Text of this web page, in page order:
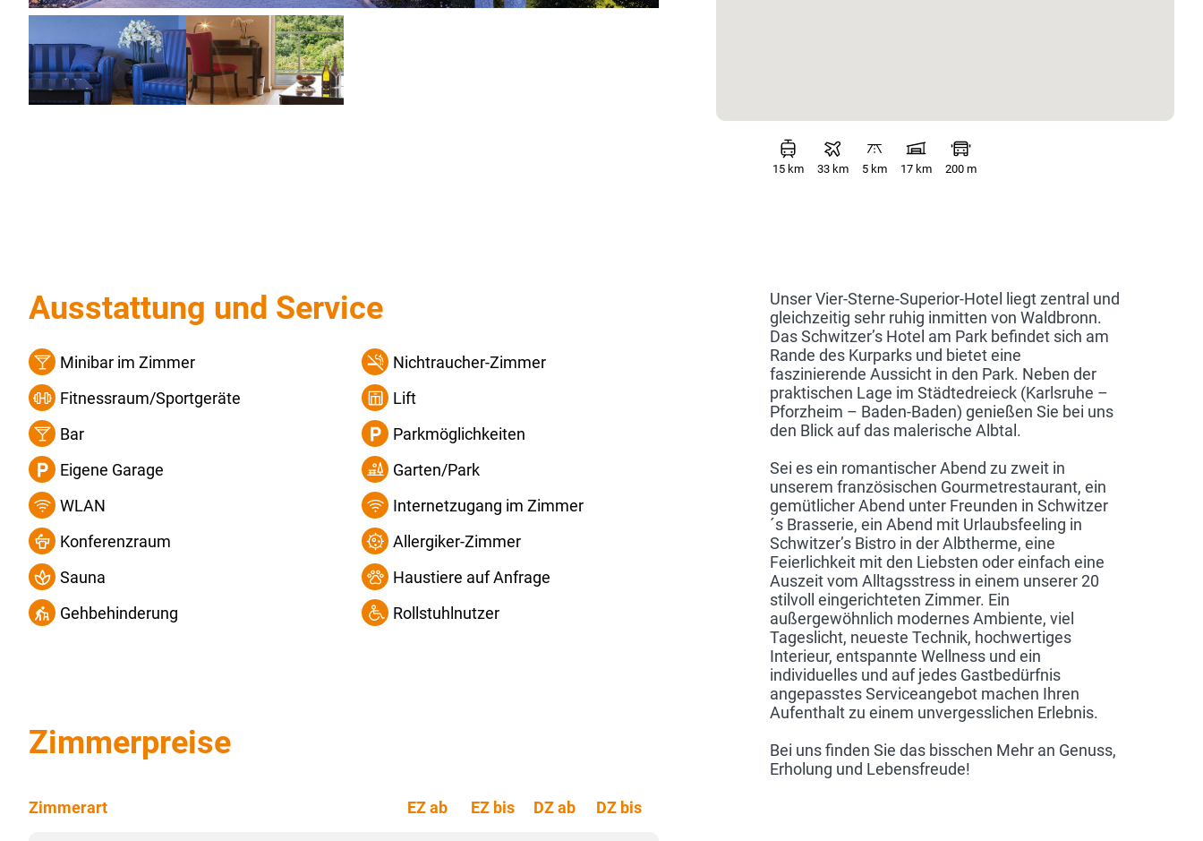
15 km 33 km 5 km 17 km 200 m
Ausstattung und Service
Minibar im Zimmer
Nichtraucher-Zimmer
Fitnessraum/Sportgeräte
Lift
Bar
Parkmöglichkeiten
Eigene Garage
Garten/Park
WLAN
Internetzugang im Zimmer
Konferenzraum
Allergiker-Zimmer
Sauna
Haustiere auf Anfrage
Gehbehinderung
Rollstuhlnutzer
Zimmerpreise
Zimmerart EZ ab EZ bis DZ ab DZ bis
Unser Vier-Sterne-Superior-Hotel liegt zentral und
gleichzeitig sehr ruhig inmitten von Waldbronn.
Das Schwitzer’s Hotel am Park befindet sich am
Rande des Kurparks und bietet eine
faszinierende Aussicht in den Park. Neben der
praktischen Lage im Städtedreieck (Karlsruhe –
Pforzheim – Baden-Baden) genießen Sie bei uns
den Blick auf das malerische Albtal.
Sei es ein romantischer Abend zu zweit in
unserem französischen Gourmetrestaurant, ein
gemütlicher Abend unter Freunden in Schwitzer
´s Brasserie, ein Abend mit Urlaubsfeeling in
Schwitzer’s Bistro in der Albtherme, eine
Feierlichkeit mit den Liebsten oder einfach eine
Auszeit vom Alltagsstress in einem unserer 20
stilvoll eingerichteten Zimmer. Ein
außergewöhnlich modernes Ambiente, viel
Tageslicht, neueste Technik, hochwertiges
Interieur, entspannte Wellness und ein
individuelles und auf jedes Gastbedürfnis
angepasstes Serviceangebot machen Ihren
Aufenthalt zu einem unvergesslichen Erlebnis.
Bei uns finden Sie das bisschen Mehr an Genuss,
Erholung und Lebensfreude!